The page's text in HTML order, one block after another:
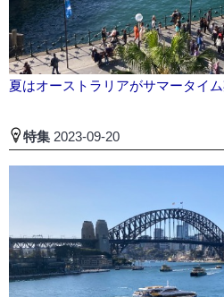
夏はオーストラリアがサマータイ
特集 2023-09-20